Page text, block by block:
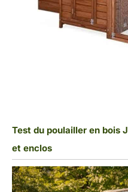
Test du poulailler en bois
et enclos